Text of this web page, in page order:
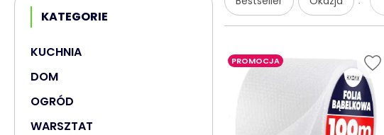
KATEGORIE
KUCHNIA
DOM
OGRÓD
WARSZTAT
PROMOCJA